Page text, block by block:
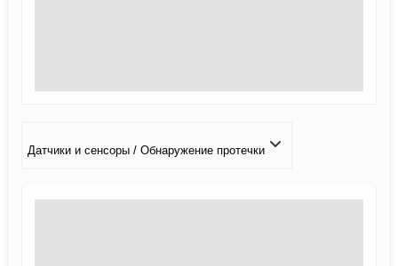
Датчики и сенсоры / Обнаружение протечки